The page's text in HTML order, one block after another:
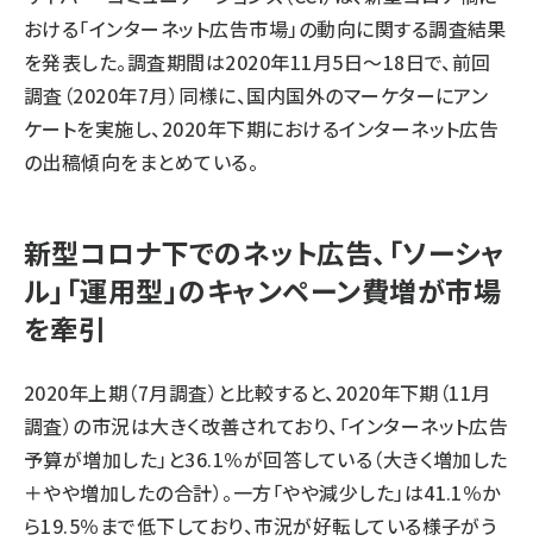
おける「インターネット広告市場」の動向に関する調査結果
を発表した。調査期間は2020年11月5日～18日で、前回
調査（2020年7月）同様に、国内国外のマーケターにアン
ケートを実施し、2020年下期におけるインターネット広告
の出稿傾向をまとめている。
新型コロナ下でのネット広告、「ソーシャ
ル」「運用型」のキャンペーン費増が市場
を牽引
2020年上期（7月調査）と比較すると、2020年下期（11月
調査）の市況は大きく改善されており、「インターネット広告
予算が増加した」と36.1％が回答している（大きく増加した
＋やや増加したの合計）。一方「やや減少した」は41.1％か
ら19.5％まで低下しており、市況が好転している様子がう